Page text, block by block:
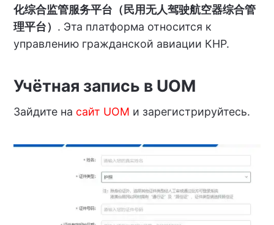
化综合监管服务平台（民用无人驾驶航空器综合管
理平台） . Эта платформа относится к
управлению гражданской авиации КНР.
Учётная запись в UOM
Зайдите на сайт UOM и зарегистрируйтесь.